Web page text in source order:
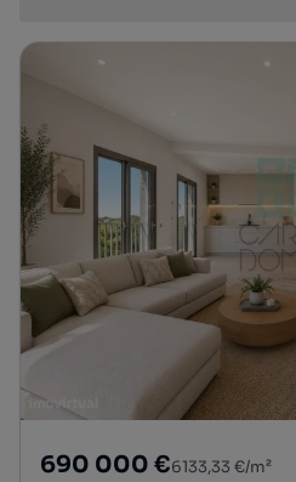
690 000 €6133,33 €/m²